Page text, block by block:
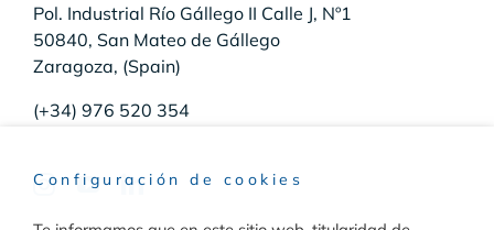
Pol. Industrial Río Gállego II Calle J, Nº1
50840, San Mateo de Gállego
Zaragoza, (Spain)
(+34) 976 520 354
Configuración de cookies